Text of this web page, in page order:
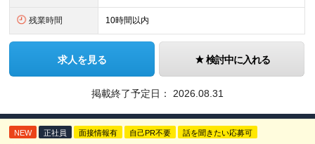
残業時間 10時間以内
求人を見る 検討中に入れる
掲載終了予定日： 2026.08.31
NEW 正社員 面接情報有 自己PR不要 話を聞きたい応募可